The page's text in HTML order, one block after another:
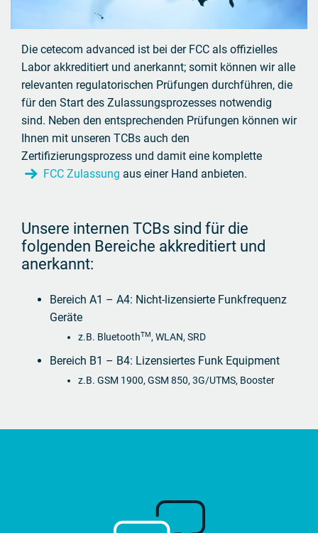
Die cetecom advanced ist bei der FCC als offizielles
Labor akkreditiert und anerkannt; somit können wir alle
relevanten regulatorischen Prüfungen durchführen, die
für den Start des Zulassungsprozesses notwendig
sind. Neben den entsprechenden Prüfungen können wir
Ihnen mit unseren TCBs auch den
Zertifizierungsprozess und damit eine komplette
FCC Zulassung aus einer Hand anbieten.
Unsere internen TCBs sind für die
folgenden Bereiche akkreditiert und
anerkannt:
Bereich A1 – A4: Nicht-lizensierte Funkfrequenz
Geräte
z.B. BluetoothTM, WLAN, SRD
Bereich B1 – B4: Lizensiertes Funk Equipment
z.B. GSM 1900, GSM 850, 3G/UTMS, Booster